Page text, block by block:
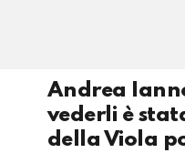
Andrea
vederli è
della Viola